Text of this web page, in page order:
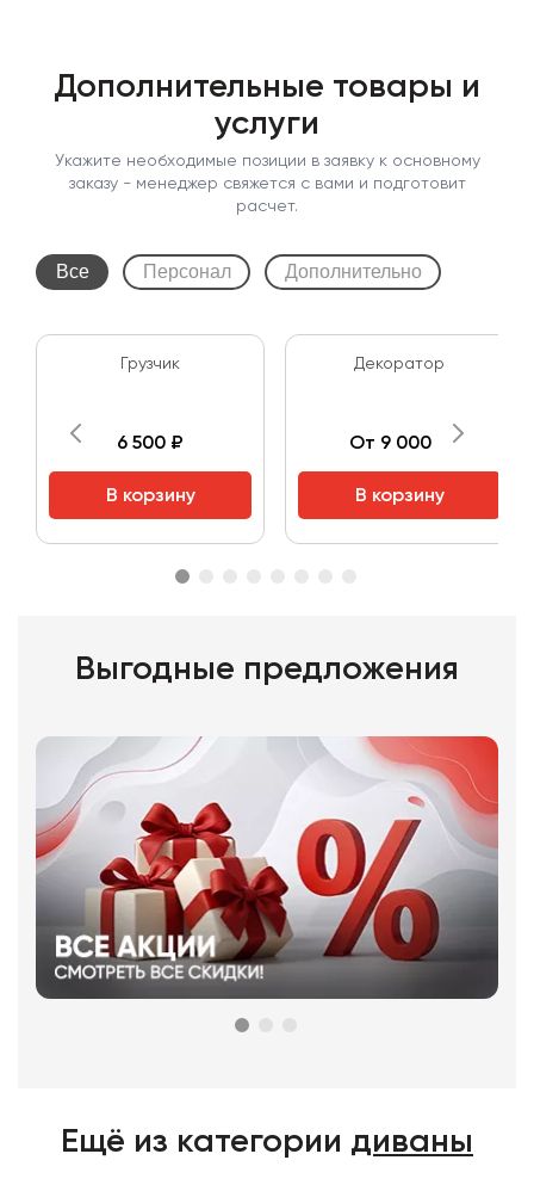
Дополнительные товары и
услуги
Укажите необходимые позиции в заявку к основному
заказу - менеджер свяжется с вами и подготовит
расчет.
Все Персонал Дополнительно
Грузчик
6 500 ₽
В корзину
Декоратор
От 9 000 ₽
В корзину
Выгодные предложения
Ещё из категории диваны